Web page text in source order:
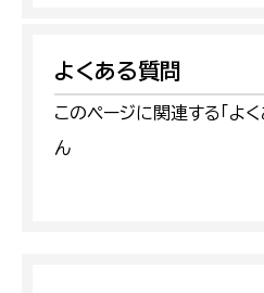
よくある質問
このページに関連する「よ
ん